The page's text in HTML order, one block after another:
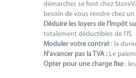
démarches se font chez
besoin de vous rendre chez
Déduire les loyers de l’Impôt
totalement déductibles de l’IS.
Moduler votre contrat : la
N’avancer pas la TVA : Le
Opter pour une charge fixe :